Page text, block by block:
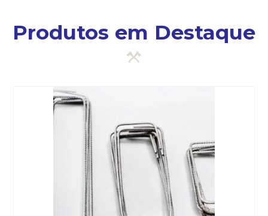
Produtos em Destaque